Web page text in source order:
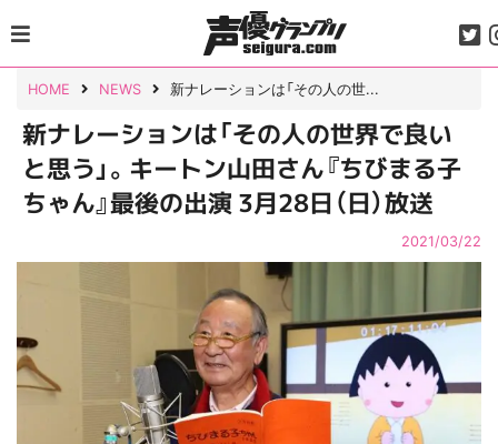
to
content
HOME NEWS 新ナレーションは「その人の世...
新ナレーションは「その人の世界で良い
と思う」。キートン山田さん『ちびまる子
ちゃん』最後の出演 3月28日（日）放送
2021/03/22